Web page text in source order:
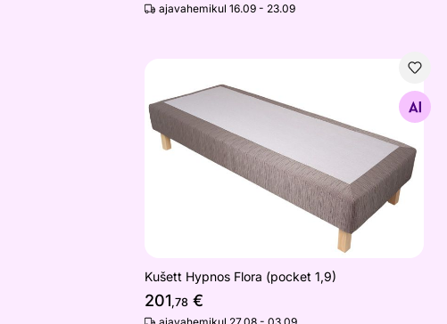
ajavahemikul 16.09 - 23.09
Kušett Hypnos Flora (pocket 1,9)
201,78 €